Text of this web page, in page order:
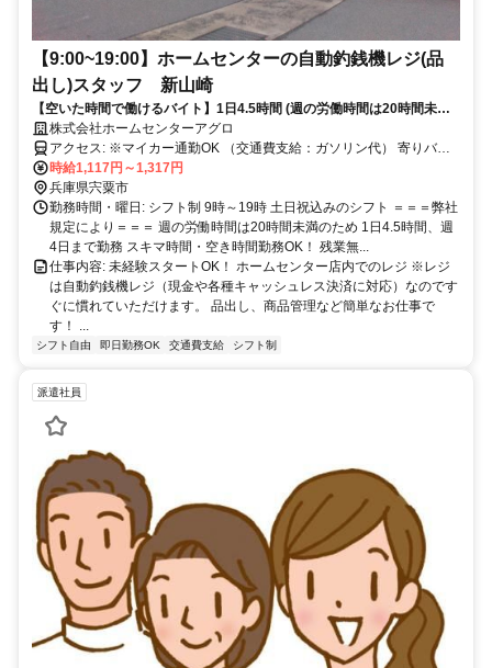
【9:00~19:00】ホームセンターの自動釣銭機レジ(品
出し)スタッフ 新山崎
【空いた時間で働けるバイト】1日4.5時間 (週の労働時間は20時間未満
シフト制)
株式会社ホームセンターアグロ
アクセス: ※マイカー通勤OK （交通費支給：ガソリン代） 寄りバス
停 中三津 津能橋 庄能
時給1,117円～1,317円
兵庫県宍粟市
勤務時間・曜日: シフト制 9時～19時 土日祝込みのシフト ＝＝＝弊社
規定により＝＝＝ 週の労働時間は20時間未満のため 1日4.5時間、週
4日まで勤務 スキマ時間・空き時間勤務OK！ 残業無...
仕事内容: 未経験スタートOK！ ホームセンター店内でのレジ ※レジ
は自動釣銭機レジ（現金や各種キャッシュレス決済に対応）なのです
ぐに慣れていただけます。 品出し、商品管理など簡単なお仕事で
す！ ...
シフト自由 即日勤務OK 交通費支給 シフト制
派遣社員